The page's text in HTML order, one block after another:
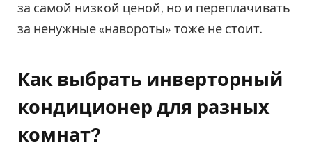
за самой низкой ценой, но и переплачивать
за ненужные «навороты» тоже не стоит.
Как выбрать инверторный
кондиционер для разных
комнат?